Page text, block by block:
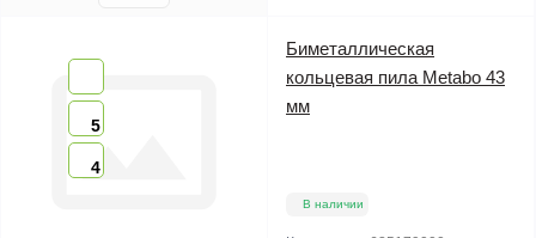
5
4
Биметаллическая
кольцевая пила Metabo 43
мм
В наличии